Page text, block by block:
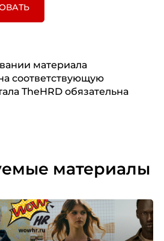
материала
соответствующую
TheHRD обязательна
материалы